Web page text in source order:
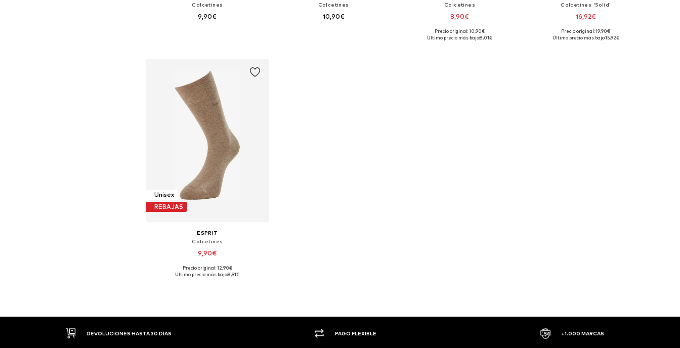
Calcetines
9,90€
Calcetines
10,90€
Calcetines
8,90€
Tallas disponibles: 39-42, 43-46, 47-50
Precio original: 10,90€
Último precio más bajo:8,01€
Calcetines 'Solid'
16,92€
Tallas disponibles: 40-46
Precio original: 19,90€
Último precio más bajo:15,92€
Unisex
REBAJAS
ESPRIT
Calcetines
9,90€
Tallas disponibles: 39-42, 43-46, 47-50
Precio original: 12,90€
Último precio más bajo:8,91€
DEVOLUCIONES HASTA 30 DÍAS PAGO FLEXIBLE +1.000 MARCAS